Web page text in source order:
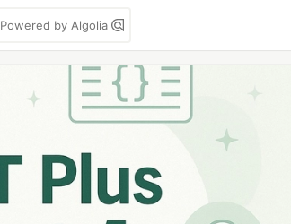
Powered by Algolia